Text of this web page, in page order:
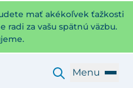
mať akékoľvek ťažkosti
radi za vašu spätnú väzbu.
Menu